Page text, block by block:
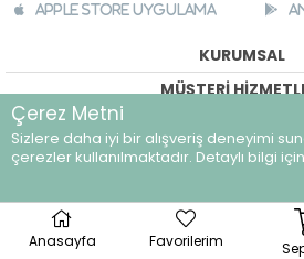
Apple Store Uygulama
KURUMSAL
MÜŞTERİ
©breeze.com.tr - Tüm
Anasayfa Favorilerim
Çerez Metni
Sizlere daha iyi bir alışveriş deneyimi
çerezler kullanılmaktadır. Detaylı bilgi için